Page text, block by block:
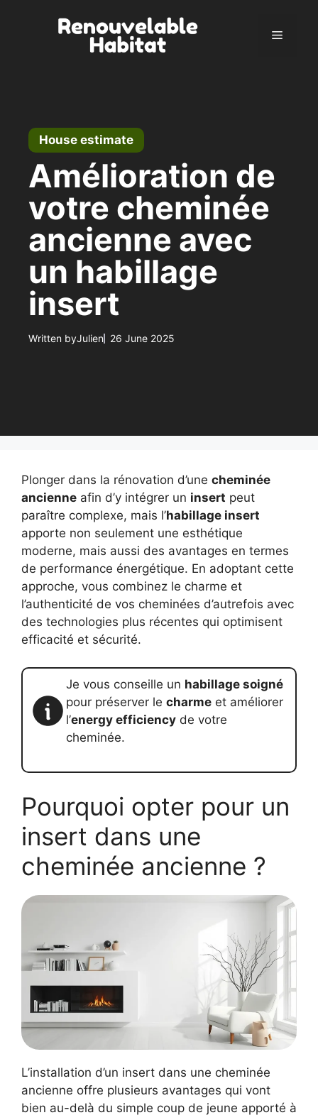
Menu
House estimate
Amélioration de
votre cheminée
ancienne avec
un habillage
insert
Written byJulien 26 June 2025
Plonger dans la rénovation d’une cheminée
ancienne afin d’y intégrer un insert peut
paraître complexe, mais l’habillage insert
apporte non seulement une esthétique
moderne, mais aussi des avantages en termes
de performance énergétique. En adoptant cette
approche, vous combinez le charme et
l’authenticité de vos cheminées d’autrefois avec
des technologies plus récentes qui optimisent
efficacité et sécurité.
Je vous conseille un habillage soigné
pour préserver le charme et améliorer
l’energy efficiency de votre
cheminée.
Pourquoi opter pour un
insert dans une
cheminée ancienne ?
L’installation d’un insert dans une cheminée
ancienne offre plusieurs avantages qui vont
bien au-delà du simple coup de jeune apporté à